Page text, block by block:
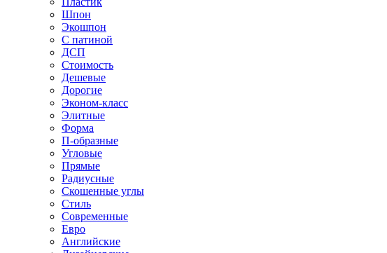
Шпон
Экошпон
С патиной
ДСП
Стоимость
Дешевые
Дорогие
Эконом-класс
Элитные
Форма
П-образные
Угловые
Прямые
Радиусные
Скошенные углы
Стиль
Современные
Евро
Английские